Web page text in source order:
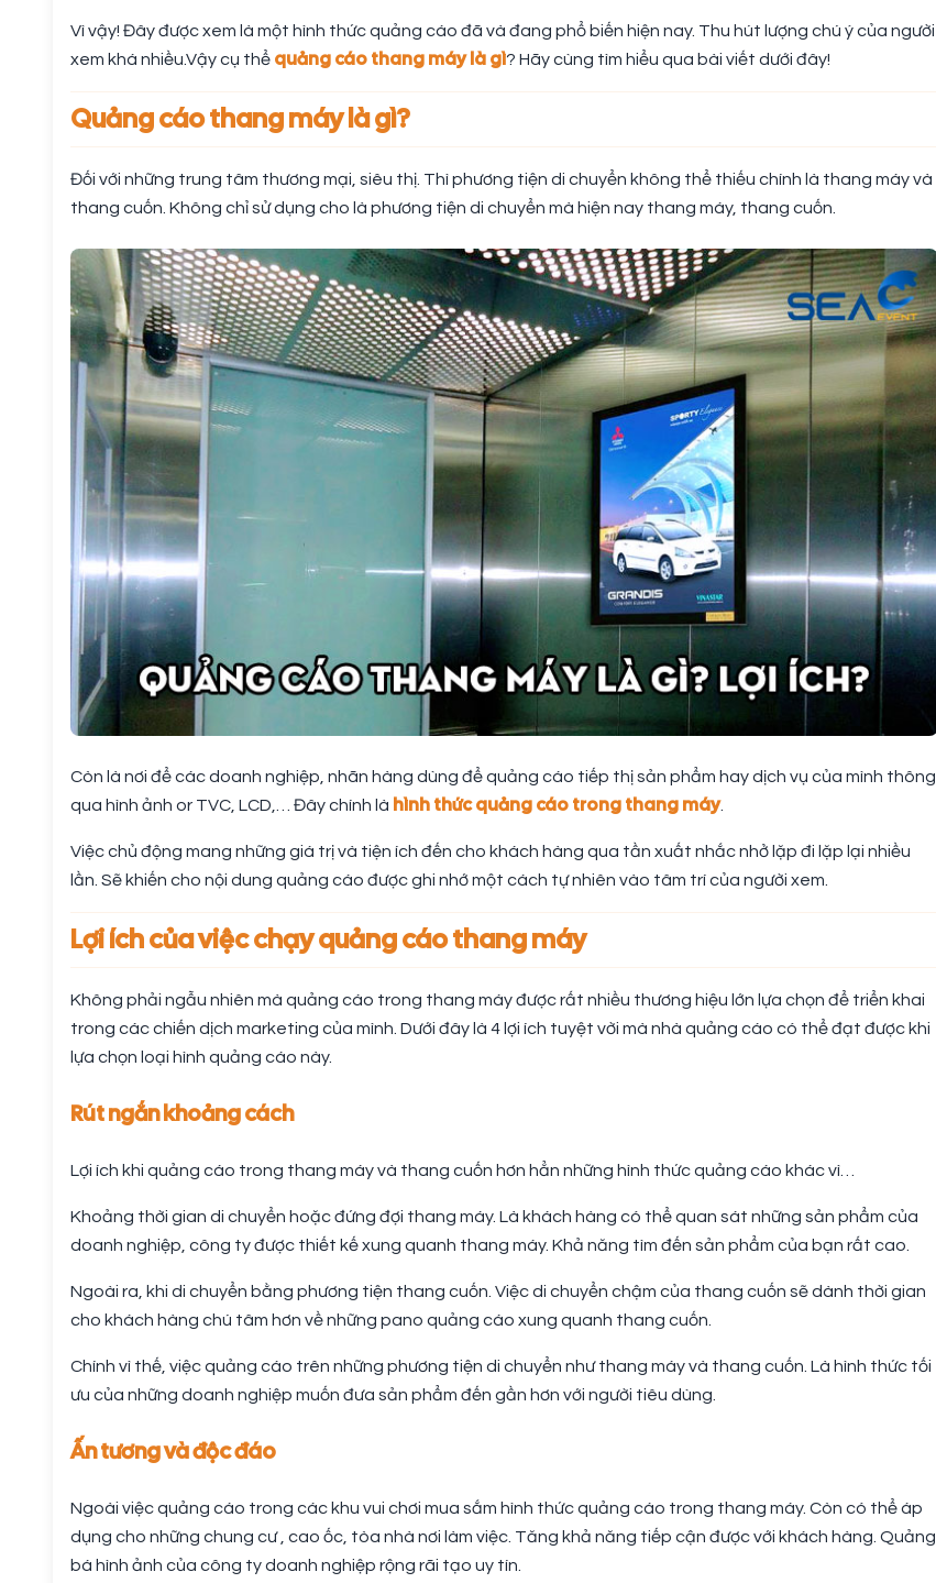
Vì vậy! Đây được xem là một hình thức quảng cáo đã và đang phổ biến hiện nay. Thu hút lượng chú ý của người
xem khá nhiều.Vậy cụ thể quảng cáo thang máy là gì? Hãy cùng tìm hiểu qua bài viết dưới đây!
Quảng cáo thang máy là gì?
Đối với những trung tâm thương mại, siêu thị. Thì phương tiện di chuyển không thể thiếu chính là thang máy và
thang cuốn. Không chỉ sử dụng cho là phương tiện di chuyển mà hiện nay thang máy, thang cuốn.
Còn là nơi để các doanh nghiệp, nhãn hàng dùng để quảng cáo tiếp thị sản phẩm hay dịch vụ của mình thông
qua hình ảnh or TVC, LCD,… Đây chính là hình thức quảng cáo trong thang máy.
Việc chủ động mang những giá trị và tiện ích đến cho khách hàng qua tần xuất nhắc nhở lặp đi lặp lại nhiều
lần. Sẽ khiến cho nội dung quảng cáo được ghi nhớ một cách tự nhiên vào tâm trí của người xem.
Lợi ích của việc chạy quảng cáo thang máy
Không phải ngẫu nhiên mà quảng cáo trong thang máy được rất nhiều thương hiệu lớn lựa chọn để triển khai
trong các chiến dịch marketing của mình. Dưới đây là 4 lợi ích tuyệt vời mà nhà quảng cáo có thể đạt được khi
lựa chọn loại hình quảng cáo này.
Rút ngắn khoảng cách
Lợi ích khi quảng cáo trong thang máy và thang cuốn hơn hẳn những hình thức quảng cáo khác vì…
Khoảng thời gian di chuyển hoặc đứng đợi thang máy. Là khách hàng có thể quan sát những sản phẩm của
doanh nghiệp, công ty được thiết kế xung quanh thang máy. Khả năng tìm đến sản phẩm của bạn rất cao.
Ngoài ra, khi di chuyển bằng phương tiện thang cuốn. Việc di chuyển chậm của thang cuốn sẽ dành thời gian
cho khách hàng chú tâm hơn về những pano quảng cáo xung quanh thang cuốn.
Chính vì thế, việc quảng cáo trên những phương tiện di chuyển như thang máy và thang cuốn. Là hình thức tối
ưu của những doanh nghiệp muốn đưa sản phẩm đến gần hơn với người tiêu dùng.
Ấn tương và độc đáo
Ngoài việc quảng cáo trong các khu vui chơi mua sắm hình thức quảng cáo trong thang máy. Còn có thể áp
dụng cho những chung cư , cao ốc, tòa nhà nơi làm việc. Tăng khả năng tiếp cận được với khách hàng. Quảng
bá hình ảnh của công ty doanh nghiệp rộng rãi tạo uy tín.